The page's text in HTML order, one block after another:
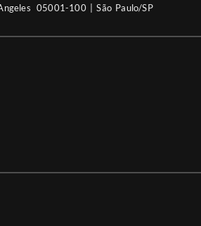
05001-100 | São Paulo/SP